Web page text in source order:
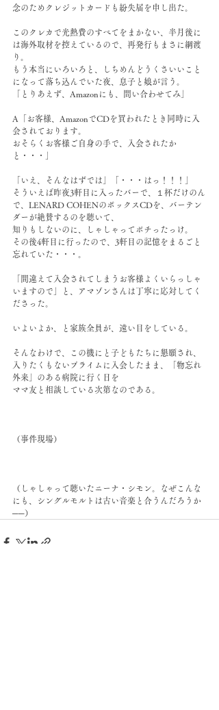
念のためクレジットカードも紛失届を申し出た。
このクレカで光熱費のすべてをまかない、半月後に
は海外取材を控えているので、再発行もまさに綱渡
り。
もう本当にいろいろと、しちめんどうくさいいこと
になって落ち込んでいた夜、息子と娘が言う。
「とりあえず、Amazonにも、問い合わせてみ」
A「お客様、AmazonでCDを買われたとき同時に入
会されております。
おそらくお客様ご自身の手で、入会されたか
と・・・」
「いえ、そんなはずでは」「・・・はっ！！！」
そういえば昨夜3軒目に入ったバーで、１杯だけのん
で、LENARD COHENのボックスCDを、バーテン
ダーが絶賛するのを聴いて、
知りもしないのに、しゃしゃってポチったっけ。
その後4軒目に行ったので、3軒目の記憶をまるごと
忘れていた・・・。
「間違えて入会されてしまうお客様よくいらっしゃ
いますので」と、アマゾンさんは丁寧に応対してく
ださった。
いよいよか、と家族全員が、遠い目をしている。
そんなわけで、この機にと子どもたちに懇願され、
入りたくもないプライムに入会したまま、「物忘れ
外来」のある病院に行く日を
ママ友と相談している次第なのである。
（事件現場）
（しゃしゃって聴いたニーナ・シモン。なぜこんな
にも、シングルモルトは古い音楽と合うんだろうか
──）